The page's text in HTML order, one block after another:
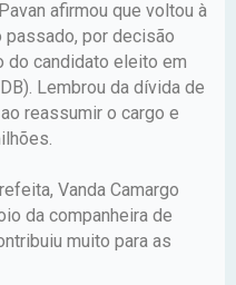
afirmou que voltou à
por decisão
do candidato eleito em
Lembrou da dívida de
reassumir o cargo e
Vanda Camargo
da companheira de
muito para as